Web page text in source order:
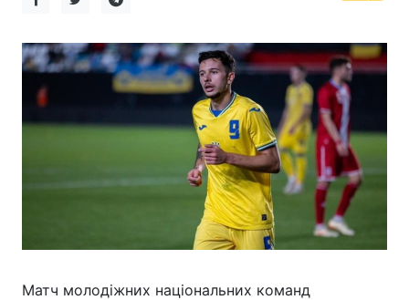
Матч молодіжних національних команд